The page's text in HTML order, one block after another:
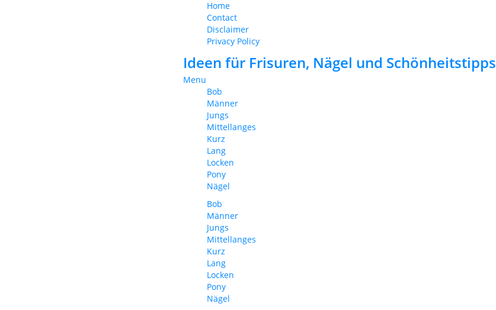
Home
Contact
Disclaimer
Privacy Policy
Ideen für Frisuren, Nägel und Schönheitstipps
Menu
Bob
Männer
Jungs
Mittellanges
Kurz
Lang
Locken
Pony
Nägel
Bob
Männer
Jungs
Mittellanges
Kurz
Lang
Locken
Pony
Nägel